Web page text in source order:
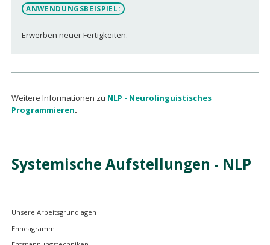
ANWENDUNGSBEISPIEL:
Erwerben neuer Fertigkeiten.
Weitere Informationen zu NLP - Neurolinguistisches
Programmieren.
Systemische Aufstellungen - NLP
Navigation
Unsere Arbeitsgrundlagen
Enneagramm